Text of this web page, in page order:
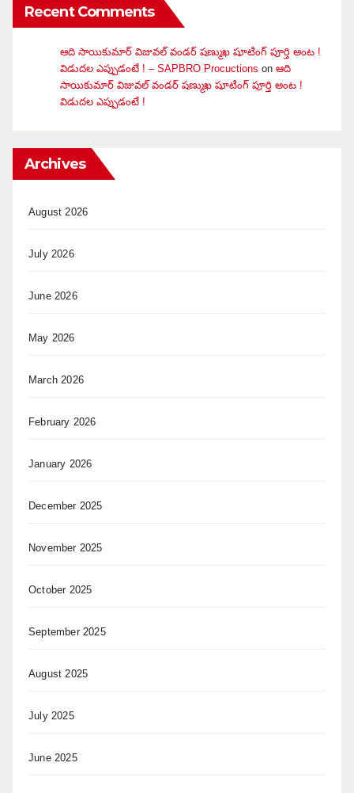
Recent Comments
ఆది సాయికుమార్ విజువ‌ల్ వండ‌ర్ ష‌ణ్ముఖ షూటింగ్ పూర్తి అంట !
విడుదల ఎప్పుడంటే ! – SAPBRO Procuctions on ఆది
సాయికుమార్ విజువ‌ల్ వండ‌ర్ ష‌ణ్ముఖ షూటింగ్ పూర్తి అంట !
విడుదల ఎప్పుడంటే !
Archives
August 2026
July 2026
June 2026
May 2026
March 2026
February 2026
January 2026
December 2025
November 2025
October 2025
September 2025
August 2025
July 2025
June 2025